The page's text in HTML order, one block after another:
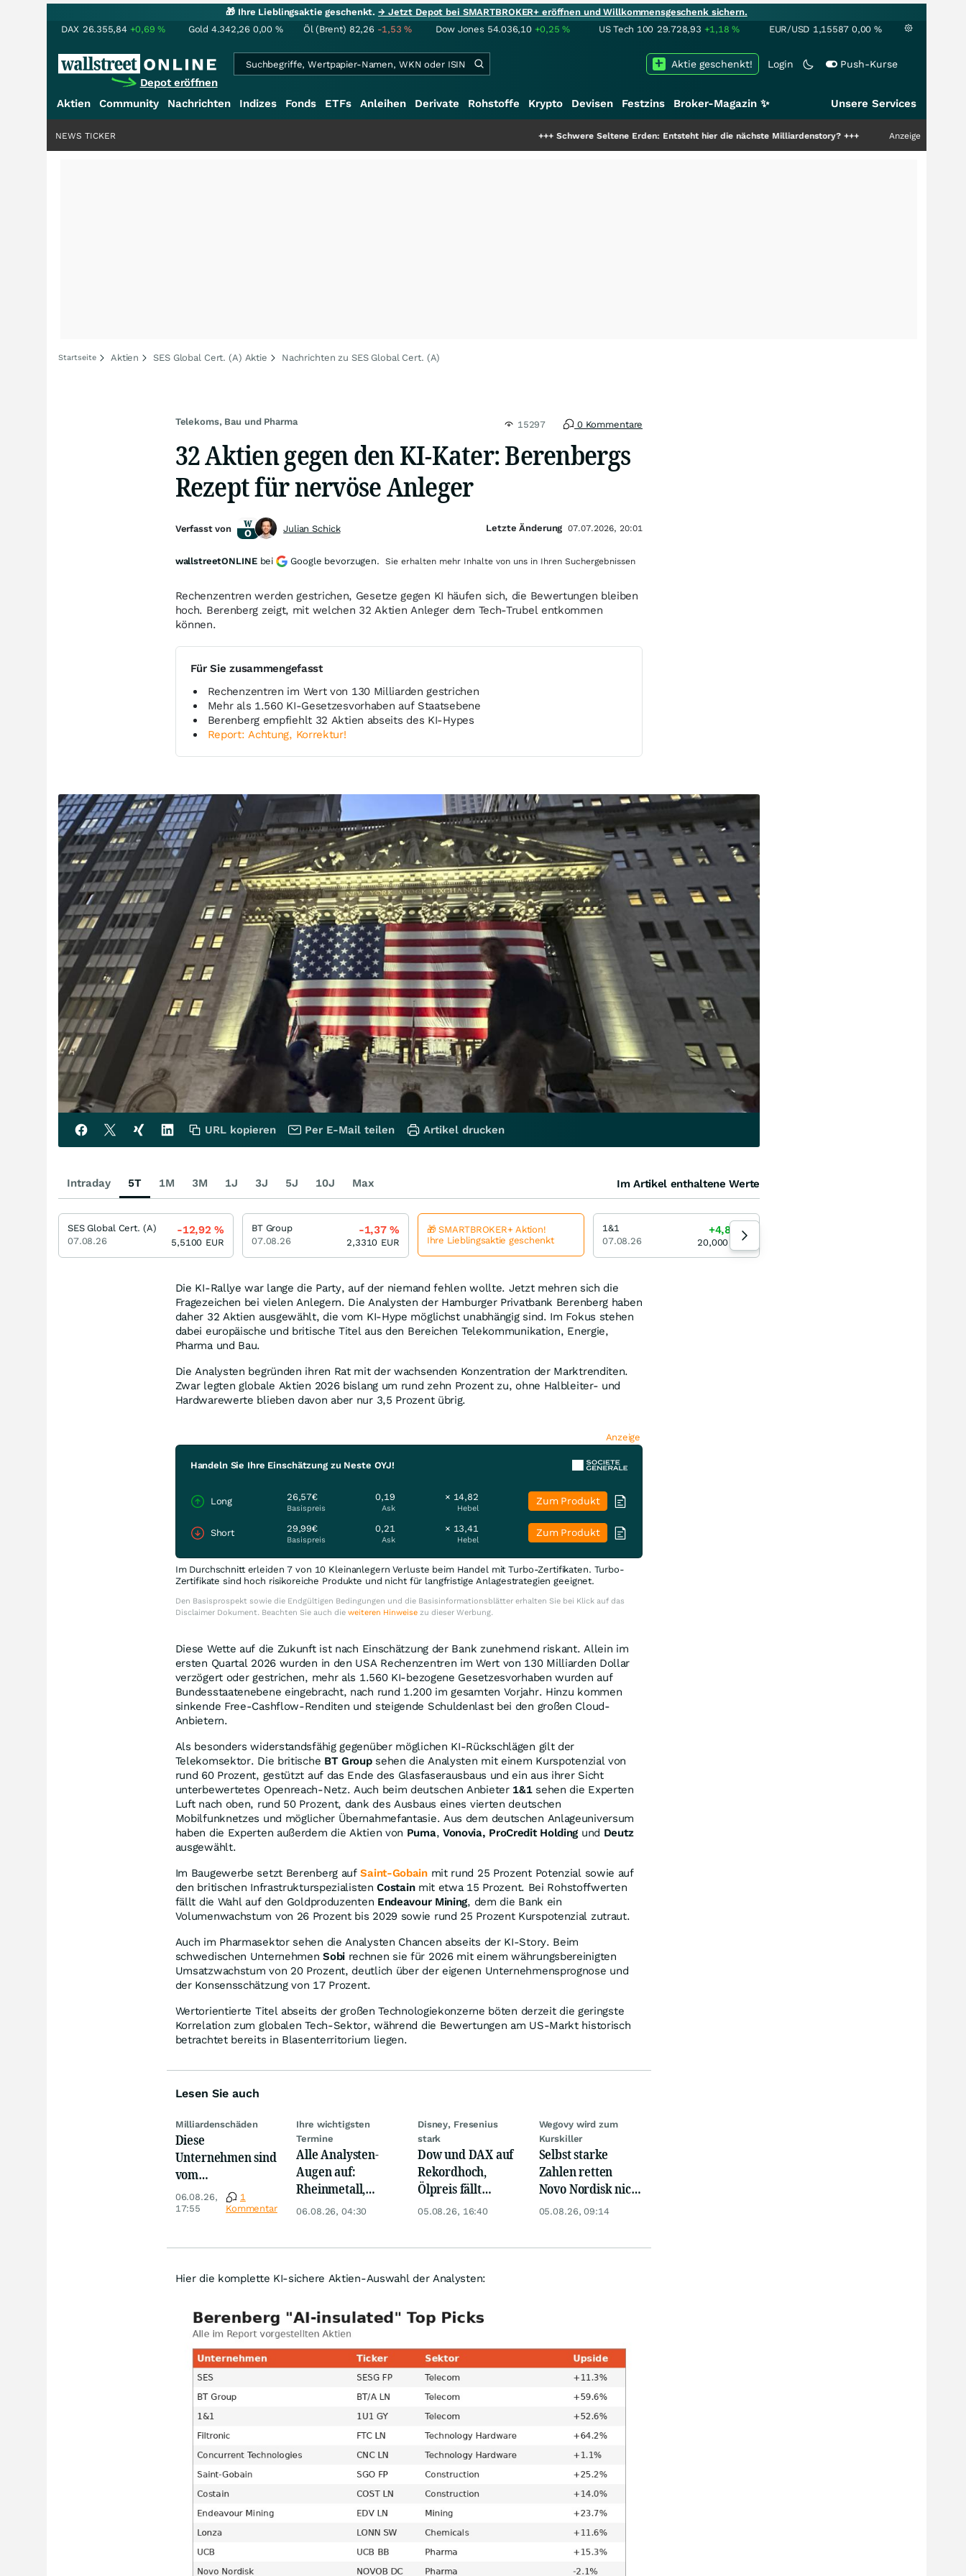
🎁 Ihre Lieblingsaktie geschenkt.→ Jetzt Depot bei SMARTBROKER+ eröffnen und Willkommensgeschenk sichern.
DAX 26.355,84 +0,69% Gold 4.342,26 0,00 % Öl (Brent) 82,26 -1,53% Dow Jones 54.036,10 +0,25% US Tech 100 29.728,93 +1,18% EUR/USD 1,15587 0,00 %
Depot eröffnen
Login Push-Kurse
Aktie geschenkt!
Aktien Community Nachrichten Indizes Fonds ETFs Anleihen Derivate Rohstoffe Krypto Devisen Festzins Broker-Magazin ✨ Unsere Services
Schwere Seltene Erden: Entsteht hier die nächste Milliardenstory?+++ Anzeige
NEWS TICKER
Startseite Aktien SES Global Cert. (A) Aktie Nachrichten zu SES Global Cert. (A)
Telekoms, Bau und Pharma 15297 0 Kommentare
32 Aktien gegen den KI-Kater: Berenbergs
Rezept für nervöse Anleger
Rechenzentren werden gestrichen, Gesetze gegen KI häufen sich, die Bewertungen bleiben
hoch. Berenberg zeigt, mit welchen 32 Aktien Anleger dem Tech-Trubel entkommen
können.
Für Sie zusammengefasst
Rechenzentren im Wert von 130 Milliarden gestrichen
Mehr als 1.560 KI-Gesetzesvorhaben auf Staatsebene
Berenberg empfiehlt 32 Aktien abseits des KI-Hypes
Report: Achtung, Korrektur!
Die KI-Rallye war lange die Party, auf der niemand fehlen wollte. Jetzt mehren sich die
Fragezeichen bei vielen Anlegern. Die Analysten der Hamburger Privatbank Berenberg haben
daher 32 Aktien ausgewählt, die vom KI-Hype möglichst unabhängig sind. Im Fokus stehen
dabei europäische und britische Titel aus den Bereichen Telekommunikation, Energie,
Pharma und Bau.
Die Analysten begründen ihren Rat mit der wachsenden Konzentration der Marktrenditen.
Zwar legten globale Aktien 2026 bislang um rund zehn Prozent zu, ohne Halbleiter- und
Hardwarewerte blieben davon aber nur 3,5 Prozent übrig.
Anzeige
Handeln Sie Ihre Einschätzung zu Neste OYJ!
Long 26,57€
Basispreis
0,19
Ask
× 14,82
Hebel
Zum Produkt
Short 29,99€
Basispreis
0,21
Ask
× 13,41
Hebel
Zum Produkt
Im Durchschnitt erleiden 7 von 10 Kleinanlegern Verluste beim Handel mit Turbo-Zertifikaten. Turbo-
Zertifikate sind hoch risikoreiche Produkte und nicht für langfristige Anlagestrategien geeignet.
Den Basisprospekt sowie die Endgültigen Bedingungen und die Basisinformationsblätter erhalten Sie bei Klick auf das
Disclaimer Dokument. Beachten Sie auch die weiteren Hinweisezu dieser Werbung.
Diese Wette auf die Zukunft ist nach Einschätzung der Bank zunehmend riskant. Allein im
ersten Quartal 2026 wurden in den USA Rechenzentren im Wert von 130 Milliarden Dollar
verzögert oder gestrichen, mehr als 1.560 KI-bezogene Gesetzesvorhaben wurden auf
Bundesstaatenebene eingebracht, nach rund 1.200 im gesamten Vorjahr. Hinzu kommen
sinkende Free-Cashflow-Renditen und steigende Schuldenlast bei den großen Cloud-
Anbietern.
Als besonders widerstandsfähig gegenüber möglichen KI-Rückschlägen gilt der
Telekomsektor. Die britische BT Groupsehen die Analysten mit einem Kurspotenzial von
rund 60 Prozent, gestützt auf das Ende des Glasfaserausbaus und ein aus ihrer Sicht
unterbewertetes Openreach-Netz. Auch beim deutschen Anbieter 1&1sehen die Experten
Luft nach oben, rund 50 Prozent, dank des Ausbaus eines vierten deutschen
Mobilfunknetzes und möglicher Übernahmefantasie. Aus dem deutschen Anlageuniversum
haben die Experten außerdem die Aktien von Puma, Vonovia, ProCredit Holding und Deutz
ausgewählt.
Im Baugewerbe setzt Berenberg aufSaint-Gobainmit rund 25 Prozent Potenzial sowie auf
den britischen InfrastrukturspezialistenCostainmit etwa 15 Prozent. Bei Rohstoffwerten
fällt die Wahl auf den Goldproduzenten Endeavour Mining, dem die Bank ein
Volumenwachstum von 26 Prozent bis 2029 sowie rund 25 Prozent Kurspotenzial zutraut.
Auch im Pharmasektor sehen die Analysten Chancen abseits der KI-Story. Beim
schwedischen UnternehmenSobirechnen sie für 2026 mit einem währungsbereinigten
Umsatzwachstum von 20 Prozent, deutlich über der eigenen Unternehmensprognose und
der Konsensschätzung von 17 Prozent.
Wertorientierte Titel abseits der großen Technologiekonzerne böten derzeit die geringste
Korrelation zum globalen Tech-Sektor, während die Bewertungen am US-Markt historisch
betrachtet bereits in Blasenterritorium liegen.
Lesen Sie auch
Milliardenschäden
Diese
Unternehmen sind
vom
Niedrigwasser
besonders
06.08.26,
17:55
1
Kommentar
Ihre wichtigsten
Termine
Alle Analysten-
Augen auf:
Rheinmetall,
Deutsche Telekom,
06.08.26, 04:30
Disney, Fresenius
stark
Dow und DAX auf
Rekordhoch,
Ölpreis fällt
weiter, Gold legt
05.08.26, 16:40
Wegovy wird zum
Kurskiller
Selbst starke
Zahlen retten
Novo Nordisk nicht
mehr
05.08.26, 09:14
Hier die komplette KI-sichere Aktien-Auswahl der Analysten:
Verfasst von Julian Schick Letzte Änderung 07.07.2026, 20:01
wallstreetONLINE bei Google bevorzugen. Sie erhalten mehr Inhalte von uns in Ihren Suchergebnissen
URL kopieren Per E-Mail teilen Artikel drucken
Intraday 5T 1M 3M 1J 3J 5J 10J Max Im Artikel enthaltene Werte
SES Global Cert. (A)
07.08.26
-12,92%
5,5100 EUR
BT Group
07.08.26
-1,37%
2,3310 EUR
🎁 SMARTBROKER+ Aktion!
Ihre Lieblingsaktie geschenkt
1&1
07.08.26
+4,81 %
20,000 EUR